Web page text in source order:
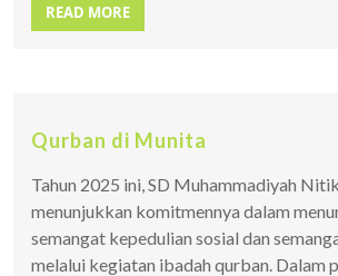
READ MORE
Qurban di Munita
Tahun 2025 ini, SD Muhammadiyah
menunjukkan komitmennya dalam
semangat kepedulian sosial dan
melalui kegiatan ibadah qurban. Dalam